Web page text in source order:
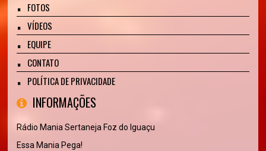
FOTOS
VÍDEOS
EQUIPE
CONTATO
POLÍTICA DE PRIVACIDADE
INFORMAÇÕES
Rádio Mania Sertaneja Foz do Iguaçu
Essa Mania Pega!